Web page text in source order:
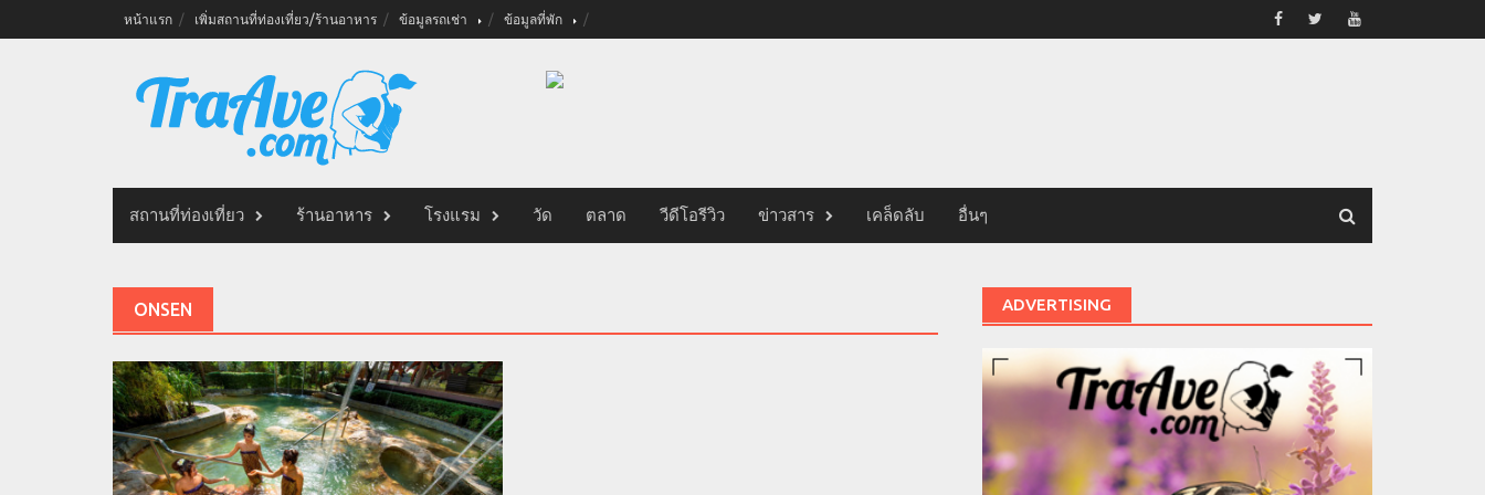
to
หน้าแรก เพิ่มสถานที่ท่องเที่ยว/ร้านอาหาร ข้อมูลรถเช่า ข้อมูลที่พัก
สถานที่ท่องเที่ยว ร้านอาหาร โรงแรม วัด ตลาด วีดีโอรีวิว ข่าวสาร เคล็ดลับ อื่นๆ
ONSEN ADVERTISING